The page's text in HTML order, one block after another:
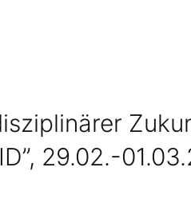
29.02.-